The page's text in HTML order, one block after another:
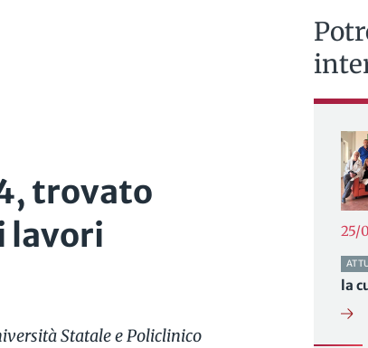
trovato
lavori
Statale e Policlinico
25/
la